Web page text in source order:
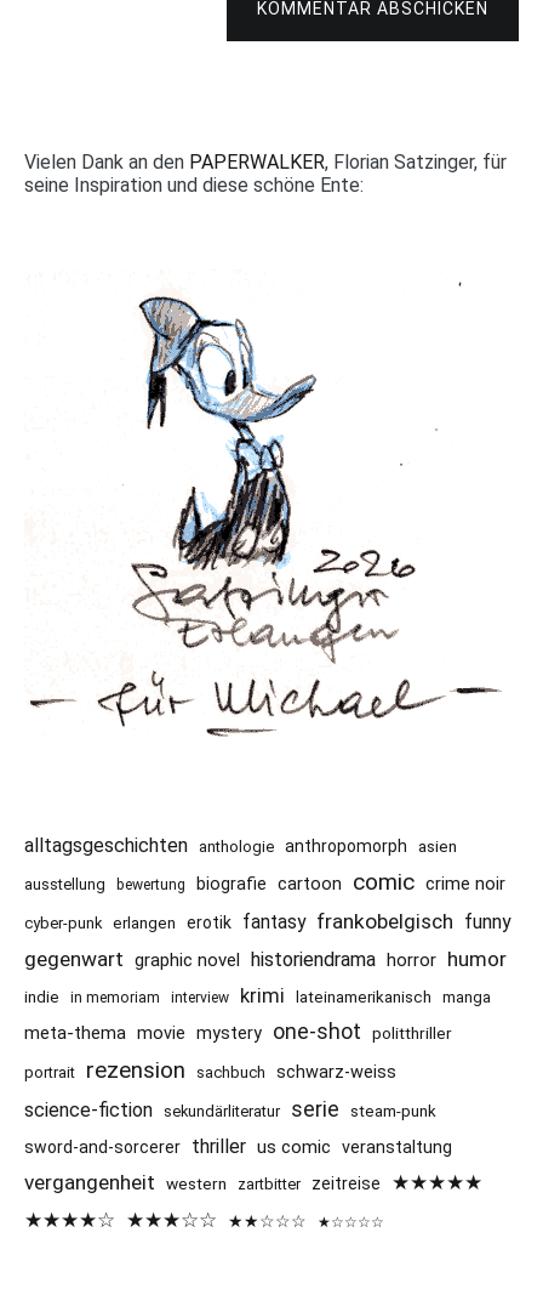
KOMMENTAR ABSCHICKEN
Vielen Dank an den PAPERWALKER, Florian Satzinger, für
seine Inspiration und diese schöne Ente:
alltagsgeschichten anthologie anthropomorph asien
ausstellung bewertung biografie cartoon comic crime noir
cyber-punk erlangen erotik fantasy frankobelgisch funny
gegenwart graphic novel historiendrama horror humor
indie in memoriam interview krimi lateinamerikanisch manga
meta-thema movie mystery one-shot politthriller
portrait rezension sachbuch schwarz-weiss
science-fiction sekundärliteratur serie steam-punk
sword-and-sorcerer thriller us comic veranstaltung
vergangenheit western zartbitter zeitreise
★★★★★
★★★★☆ ★★★☆☆ ★★☆☆☆ ★☆☆☆☆